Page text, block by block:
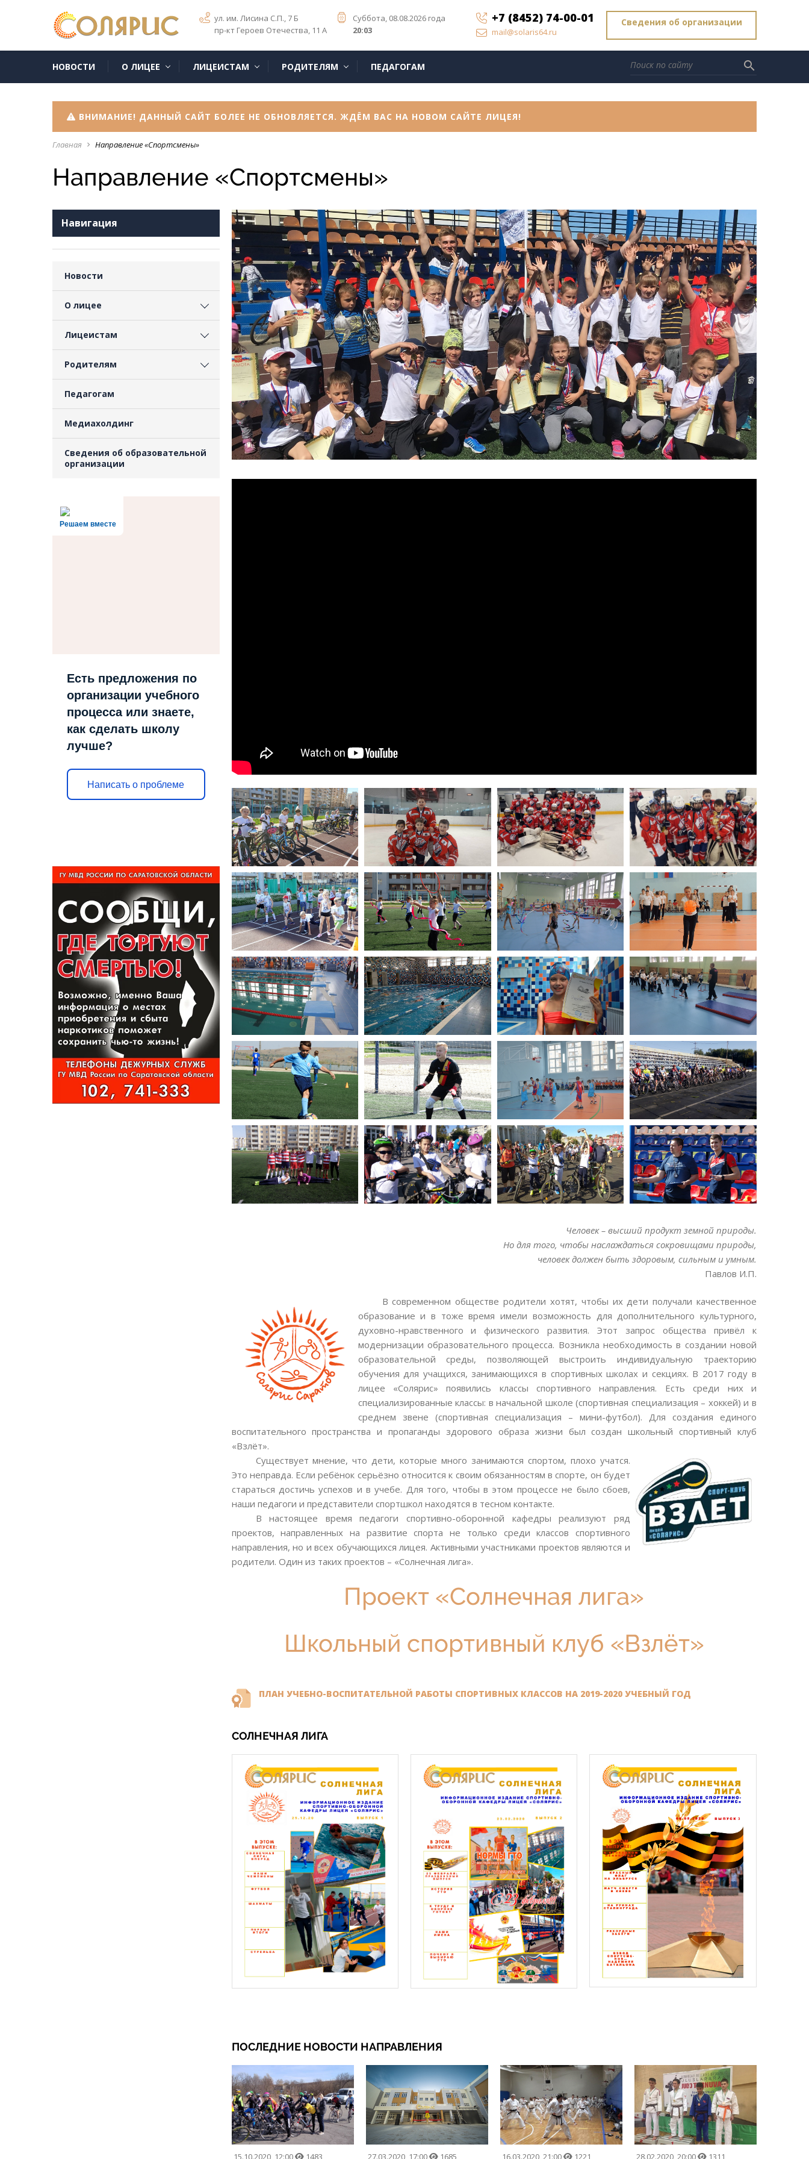
Сведения об организации
ул. им. Лисина С.П., 7 Б
пр-кт Героев Отечества, 11 А
Суббота, 08.08.2026 года
20:03
+7 (8452) 74-00-01
mail@solaris64.ru
НОВОСТИ О ЛИЦЕЕ ЛИЦЕИСТАМ РОДИТЕЛЯМ ПЕДАГОГАМ search
ВНИМАНИЕ! ДАННЫЙ САЙТ БОЛЕЕ НЕ ОБНОВЛЯЕТСЯ. ЖДЁМ ВАС НА НОВОМ САЙТЕ ЛИЦЕЯ!
Главная navigate_next Направление «Спортсмены»
Направление «Спортсмены»
Навигация
Новости
О лицее
Лицеистам
Родителям
Педагогам
Медиахолдинг
Сведения об образовательной
организации
Решаем вместе
Есть предложения по
организации учебного
процесса или знаете,
как сделать школу
лучше?
Написать о проблеме
Человек – высший продукт земной природы.
Но для того, чтобы наслаждаться сокровищами природы,
человек должен быть здоровым, сильным и умным.
Павлов И.П.
В современном обществе родители хотят, чтобы их дети получали качественное
образование и в тоже время имели возможность для дополнительного культурного,
духовно-нравственного и физического развития. Этот запрос общества привёл к
модернизации образовательного процесса. Возникла необходимость в создании новой
образовательной среды, позволяющей выстроить индивидуальную траекторию
обучения для учащихся, занимающихся в спортивных школах и секциях. В 2017 году в
лицее «Солярис» появились классы спортивного направления. Есть среди них и
специализированные классы: в начальной школе (спортивная специализация – хоккей) и в
среднем звене (спортивная специализация – мини-футбол). Для создания единого
воспитательного пространства и пропаганды здорового образа жизни был создан школьный спортивный клуб
«Взлёт».
Существует мнение, что дети, которые много занимаются спортом, плохо учатся.
Это неправда. Если ребёнок серьёзно относится к своим обязанностям в спорте, он будет
стараться достичь успехов и в учебе. Для того, чтобы в этом процессе не было сбоев,
наши педагоги и представители спортшкол находятся в тесном контакте.
В настоящее время педагоги спортивно-оборонной кафедры реализуют ряд
проектов, направленных на развитие спорта не только среди классов спортивного
направления, но и всех обучающихся лицея. Активными участниками проектов являются и
родители. Один из таких проектов – «Солнечная лига».
Проект «Солнечная лига»
Школьный спортивный клуб «Взлёт»
ПЛАН УЧЕБНО-ВОСПИТАТЕЛЬНОЙ РАБОТЫ СПОРТИВНЫХ КЛАССОВ НА 2019-2020 УЧЕБНЫЙ ГОД
СОЛНЕЧНАЯ ЛИГА
ПОСЛЕДНИЕ НОВОСТИ НАПРАВЛЕНИЯ
15.10.2020 12:00 1483 27.03.2020 17:00 1685 16.03.2020 21:00 1221 28.02.2020 20:00 1311